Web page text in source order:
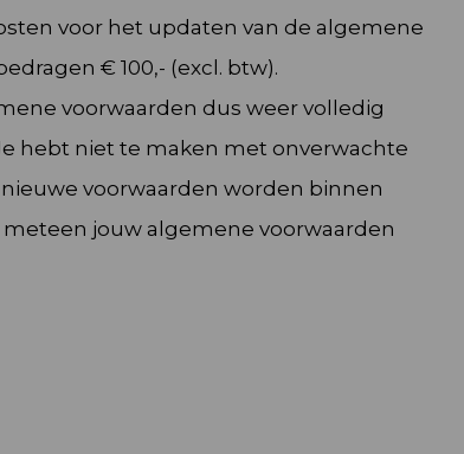
voor het updaten van de algemene
€ 100,- (excl. btw).
voorwaarden dus weer volledig
hebt niet te maken met onverwachte
nieuwe voorwaarden worden binnen
meteen jouw algemene voorwaarden